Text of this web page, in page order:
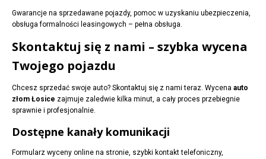
Gwarancje na sprzedawane pojazdy, pomoc w uzyskaniu ubezpieczenia,
obsługa formalności leasingowych – pełna obsługa.
Skontaktuj się z nami – szybka wycena
Twojego pojazdu
Chcesz sprzedać swoje auto? Skontaktuj się z nami teraz. Wycena auto
złom Łosice zajmuje zaledwie kilka minut, a cały proces przebiegnie
sprawnie i profesjonalnie.
Dostępne kanały komunikacji
Formularz wyceny online na stronie, szybki kontakt telefoniczny,